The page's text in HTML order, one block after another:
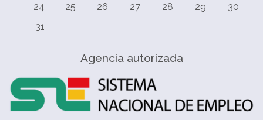
24
25 26 27 28 29
30
31
Agencia autorizada